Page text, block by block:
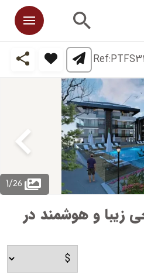
Ref:
1/26
زیبا و هوشمند در